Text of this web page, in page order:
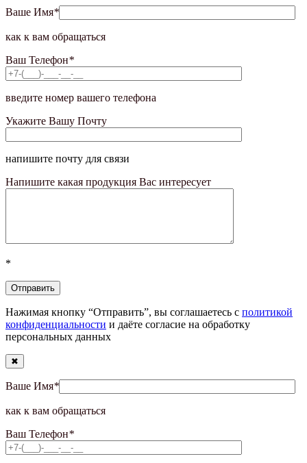
Ваше Имя*
как к вам обращаться
Ваш Телефон*
введите номер вашего телефона
Укажите Вашу Почту
напишите почту для связи
Напишите какая продукция Вас интересует
*
Нажимая кнопку “Отправить”, вы соглашаетесь с политикой
конфиденциальности и даёте согласие на обработку
персональных данных
✖
Ваше Имя*
как к вам обращаться
Ваш Телефон*